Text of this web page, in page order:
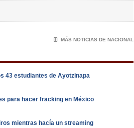
📄 MÁS NOTICIAS DE NACIONAL
43 estudiantes de Ayotzinapa
para hacer fracking en México
mientras hacía un streaming